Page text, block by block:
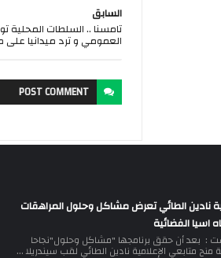
السابق
تامسنا .. السلطات المحلية
العمومي و ترد ميدانيا
POSTCOMMENT
نادين الطائي تعرض مشاكل وحلول المراهقات
اسيا الفضائية
: بعد أن حقق برنامجها "مشاكل وحلول"نجاحا
منح متابعي الإعلامية نادين الطائي لقب سيندريلا ...